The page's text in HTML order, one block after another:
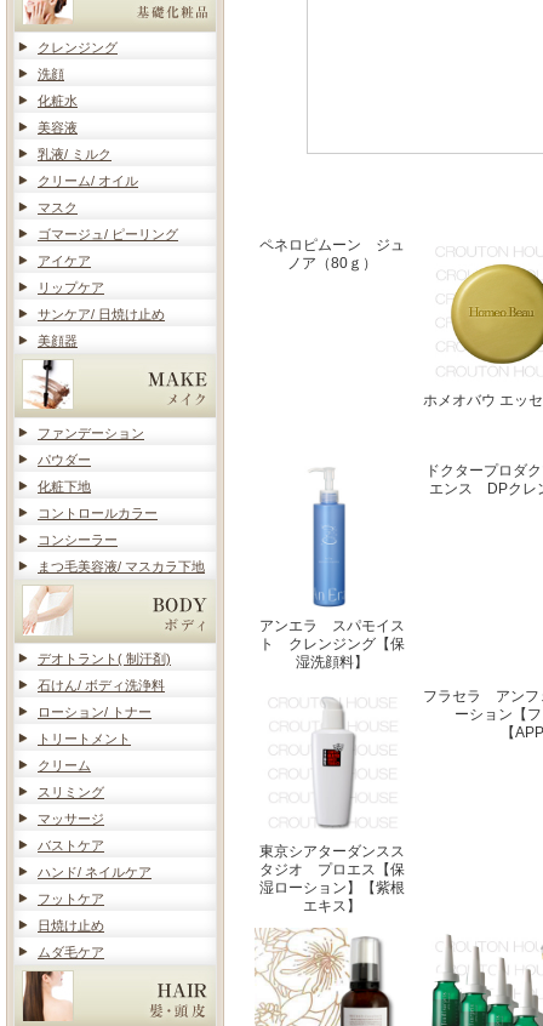
クレンジング
洗顔
化粧水
美容液
乳液/ ミルク
クリーム/ オイル
マスク
ゴマージュ/ ピーリング
アイケア
リップケア
サンケア/ 日焼け止め
美顔器
ファンデーション
パウダー
化粧下地
コントロールカラー
コンシーラー
まつ毛美容液/ マスカラ下地
デオトラント( 制汗剤)
石けん/ ボディ洗浄料
ローション/ トナー
トリートメント
クリーム
スリミング
マッサージ
バストケア
ハンド/ ネイルケア
フットケア
日焼け止め
ムダ毛ケア
ペネロピムーン ジュ
ノア（80ｇ）
ホメオバウ エッ
アンエラ スパモイス
ト クレンジング【保
湿洗顔料】
ドクタープロダ
エンス DPクレ
東京シアターダンスス
タジオ プロエス【保
湿ローション】【紫根
エキス】
フラセラ アンフ
ーション【
【